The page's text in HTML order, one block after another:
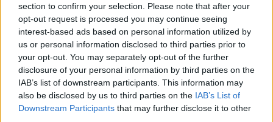
section to confirm your selection. Please note that after your
opt-out request is processed you may continue seeing
interest-based ads based on personal information utilized by
us or personal information disclosed to third parties prior to
your opt-out. You may separately opt-out of the further
disclosure of your personal information by third parties on the
IAB’s list of downstream participants. This information may
also be disclosed by us to third parties on the IAB’s List of
Downstream Participants that may further disclose it to other
PDF (Lazarus)
PUSL (D. Voiculescu)
PNȚCD (Pavelescu)
PNCR (Terheș)
Partidul Patrioților (Surugiu)
FAR (Coarnă)
România pe Primul Loc (Ponta)